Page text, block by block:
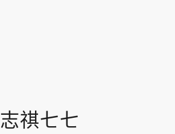
志祺七七